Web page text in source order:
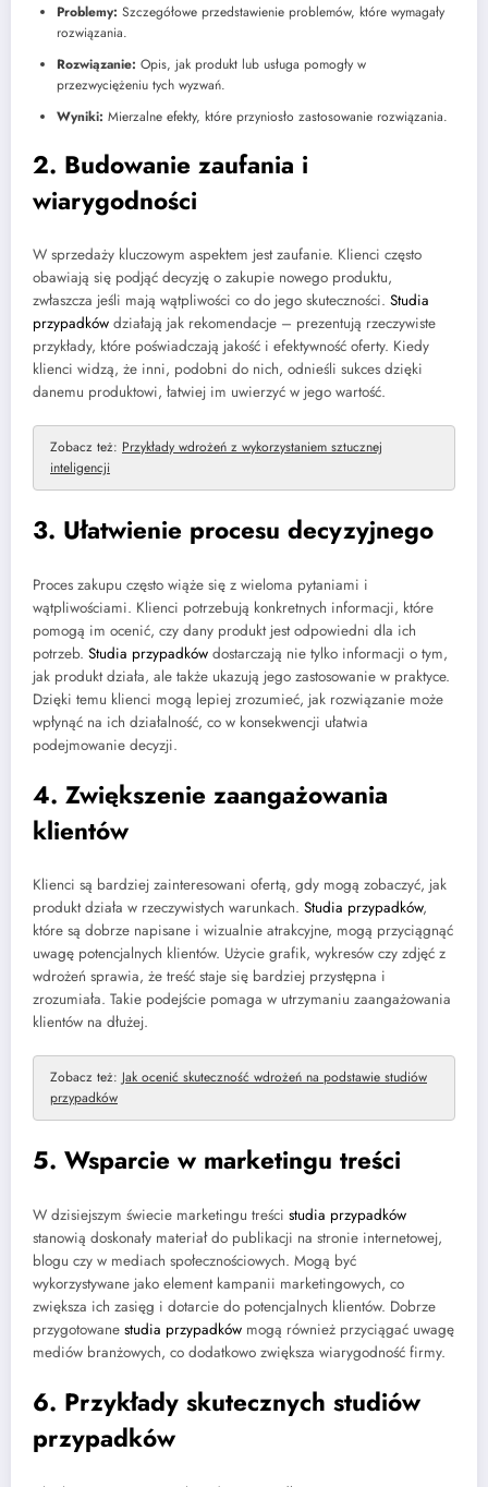
Problemy: Szczegółowe przedstawienie problemów, które wymagały
rozwiązania.
Rozwiązanie: Opis, jak produkt lub usługa pomogły w
przezwyciężeniu tych wyzwań.
Wyniki: Mierzalne efekty, które przyniosło zastosowanie rozwiązania.
2. Budowanie zaufania i
wiarygodności
W sprzedaży kluczowym aspektem jest zaufanie. Klienci często
obawiają się podjąć decyzję o zakupie nowego produktu,
zwłaszcza jeśli mają wątpliwości co do jego skuteczności. Studia
przypadków działają jak rekomendacje – prezentują rzeczywiste
przykłady, które poświadczają jakość i efektywność oferty. Kiedy
klienci widzą, że inni, podobni do nich, odnieśli sukces dzięki
danemu produktowi, łatwiej im uwierzyć w jego wartość.
Zobacz też: Przykłady wdrożeń z wykorzystaniem sztucznej
inteligencji
3. Ułatwienie procesu decyzyjnego
Proces zakupu często wiąże się z wieloma pytaniami i
wątpliwościami. Klienci potrzebują konkretnych informacji, które
pomogą im ocenić, czy dany produkt jest odpowiedni dla ich
potrzeb. Studia przypadków dostarczają nie tylko informacji o tym,
jak produkt działa, ale także ukazują jego zastosowanie w praktyce.
Dzięki temu klienci mogą lepiej zrozumieć, jak rozwiązanie może
wpłynąć na ich działalność, co w konsekwencji ułatwia
podejmowanie decyzji.
4. Zwiększenie zaangażowania
klientów
Klienci są bardziej zainteresowani ofertą, gdy mogą zobaczyć, jak
produkt działa w rzeczywistych warunkach. Studia przypadków,
które są dobrze napisane i wizualnie atrakcyjne, mogą przyciągnąć
uwagę potencjalnych klientów. Użycie grafik, wykresów czy zdjęć z
wdrożeń sprawia, że treść staje się bardziej przystępna i
zrozumiała. Takie podejście pomaga w utrzymaniu zaangażowania
klientów na dłużej.
Zobacz też: Jak ocenić skuteczność wdrożeń na podstawie studiów
przypadków
5. Wsparcie w marketingu treści
W dzisiejszym świecie marketingu treści studia przypadków
stanowią doskonały materiał do publikacji na stronie internetowej,
blogu czy w mediach społecznościowych. Mogą być
wykorzystywane jako element kampanii marketingowych, co
zwiększa ich zasięg i dotarcie do potencjalnych klientów. Dobrze
przygotowane studia przypadków mogą również przyciągać uwagę
mediów branżowych, co dodatkowo zwiększa wiarygodność firmy.
6. Przykłady skutecznych studiów
przypadków